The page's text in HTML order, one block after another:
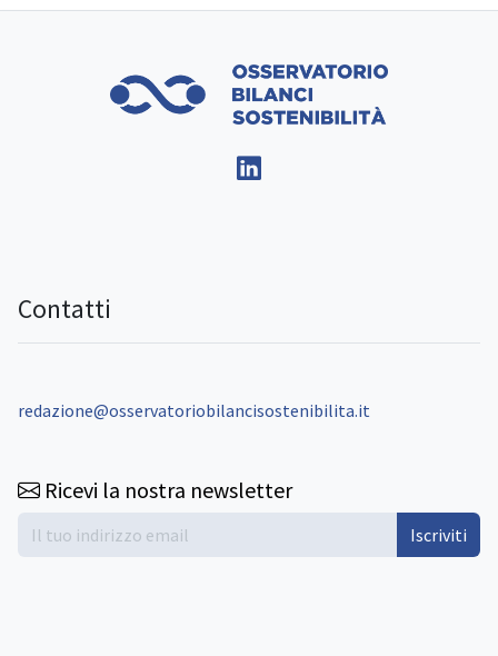
Contatti
redazione@osservatoriobilancisostenibilita.it
Ricevi la nostra newsletter
Iscriviti